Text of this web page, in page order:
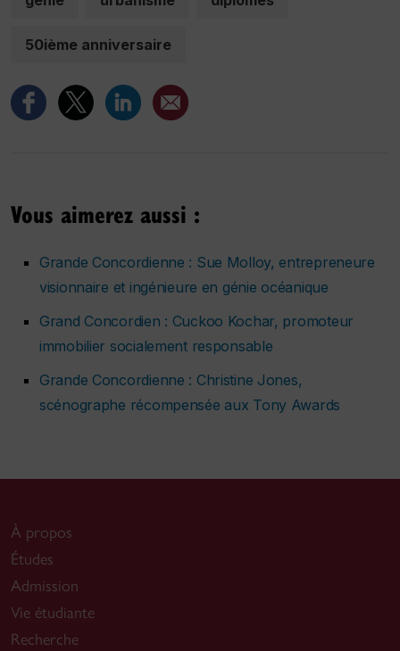
50ième anniversaire
Vous aimerez aussi :
Grande Concordienne : Sue Molloy, entrepreneure
visionnaire et ingénieure en génie océanique
Grand Concordien : Cuckoo Kochar, promoteur
immobilier socialement responsable
Grande Concordienne : Christine Jones,
scénographe récompensée aux Tony Awards
À propos
Études
Admission
Vie étudiante
Recherche